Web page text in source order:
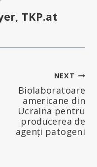
TKP.at
NEXT
Biolaboratoare
americane din
Ucraina pentru
producerea de
agenți patogeni